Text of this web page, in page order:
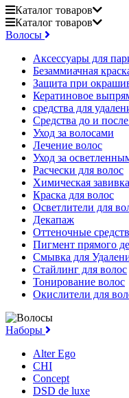
Каталог товаров
Каталог товаров
Волосы
Аксессуары для
Безаммиачная
Защита при
Кератиновое
средства для
Средства до и
Уход за волосами
Лечение волос
Уход за
Расчески для волос
Химическая
Краска для волос
Осветлители для
Декапаж
Оттеночные
Пигмент прямого
Смывка для
Стайлинг для волос
Тонирование волос
Окислители для
Наборы
Alter Ego
CHI
Concept
DSD de luxe